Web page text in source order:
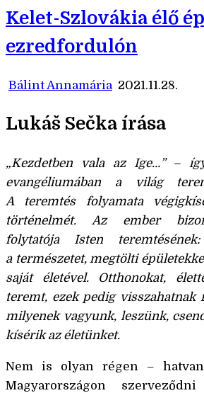
Kelet-Szlovákia élő
ezredfordulón
Bálint Annamária 2021.11.28.
Lukáš Sečka írása
„Kezdetben vala az Ige…” –
evangéliumában a világ
A teremtés folyamata
történelmét. Az ember
folytatója Isten
a természetet, megtölti
saját életével. Otthonokat,
teremt, ezek pedig visszahatnak
milyenek vagyunk, leszünk,
kísérik az életünket.
Nem is olyan régen –
Magyarországon